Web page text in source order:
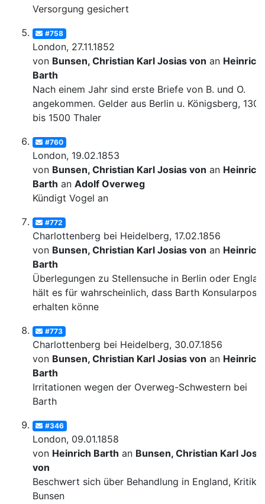
Versorgung gesichert
#758
London, 27.11.1852
von Bunsen, Christian Karl Josias von an Heinrich
Barth
Nach einem Jahr sind erste Briefe von B. und O.
angekommen. Gelder aus Berlin u. Königsberg, 1300
bis 1500 Thaler
#760
London, 19.02.1853
von Bunsen, Christian Karl Josias von an Heinrich
Barth an Adolf Overweg
Kündigt Vogel an
#772
Charlottenberg bei Heidelberg, 17.02.1856
von Bunsen, Christian Karl Josias von an Heinrich
Barth
Überlegungen zu Stellensuche in Berlin oder
hält es für wahrscheinlich, dass Barth
erhalten könne
#773
Charlottenberg bei Heidelberg, 30.07.1856
von Bunsen, Christian Karl Josias von an Heinrich
Barth
Irritationen wegen der Overweg-Schwestern bei
Barth
#346
London, 09.01.1858
von Heinrich Barth an Bunsen, Christian Karl
von
Beschwert sich über Behandlung in England, Kritik
Bunsen